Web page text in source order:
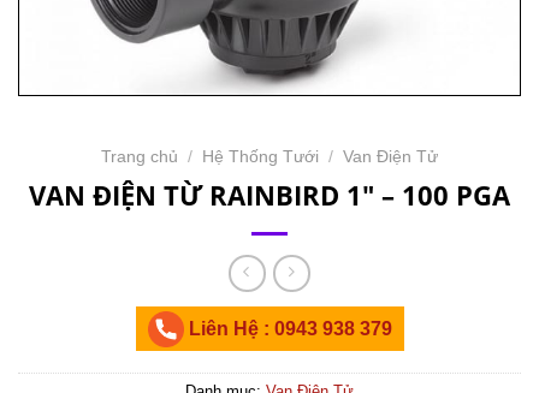
Trang chủ / Hệ Thống Tưới / Van Điện Tử
VAN ĐIỆN TỪ RAINBIRD 1″ – 100 PGA
Liên Hệ : 0943 938 379